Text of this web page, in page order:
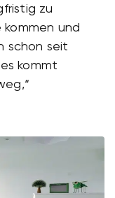
zu
und
schon seit
kommt